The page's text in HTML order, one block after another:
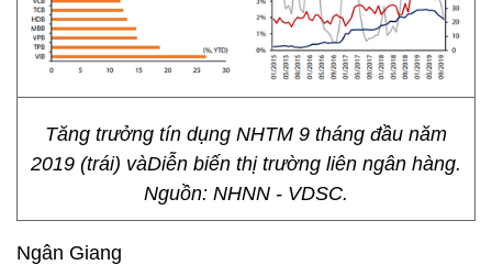
Tăng trưởng tín dụng NHTM 9 tháng đầu năm
2019 (trái) vàDiễn biến thị trường liên ngân hàng.
Nguồn: NHNN - VDSC.
Ngân Giang